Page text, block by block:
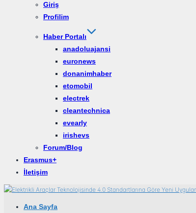
Giriş
Profilim
Haber Portalı
anadoluajansi
euronews
donanimhaber
etomobil
electrek
cleantechnica
evearly
irishevs
Forum/Blog
Erasmus+
İletişim
İçeriğe
Ana Sayfa